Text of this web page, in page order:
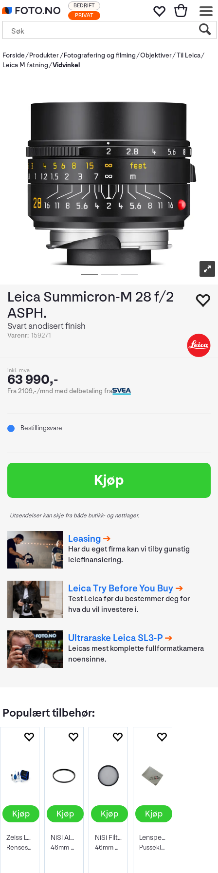
PRIVAT
BEDRIFT
Forside Produkter Fotografering og filming Objektiver Til Leica
Leica M fatning
Vidvinkel
Leica Summicron-M 28 f/2
ASPH.
Svart anodisert finish
Varenr: 159271
inkl. mva
63 990,-
Fra 2109,-/mnd med delbetaling fra
Bestillingsvare
Kjøp
Utsendelser kan skje fra både butikk- og nettlager.
Leasing
Har du eget firma kan vi tilby gunstig
leiefinansiering.
Leica Try Before You Buy
Test Leica før du bestemmer deg for
hva du vil investere i.
Ultraraske Leica SL3-P
Leicas mest komplette fullformatkamera
noensinne.
Populært tilbehør:
Kjøp
Zeiss Lens Cleaning Kit
Rensesett for objektiv og kamera
Kjøp
NiSi AIR Protector Filter 46mm
46mm Beskyttelsesfilter
Kjøp
NiSi Filter Circ Polarizer True Color 46
46mm Pro Nano Pola Filter
Kjøp
Lenspen Photo Microklear Cloth
Pusseklut i microfiber